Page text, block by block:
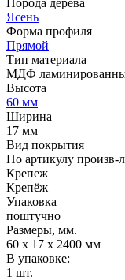
Ясень
Форма профиля
Прямой
Тип материала
МДФ
Высота
60 мм
Ширина
17 мм
Вид покрытия
По артикулу произв-
Крепеж
Крепёж
Упаковка
поштучно
Размеры, мм.
60 х 17 х 2400 мм
В упаковке:
1 шт.